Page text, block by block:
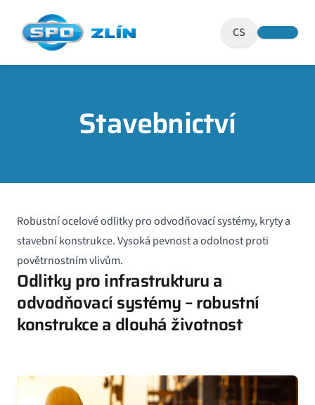
CS
Stavebnictví
Robustní ocelovéodlitky pro odvodňovací systémy, kryty a
stavební konstrukce. Vysoká pevnost a odolnost proti
povětrnostním vlivům.
Odlitky pro infrastrukturu a
odvodňovací systémy – robustní
konstrukce a dlouhá životnost